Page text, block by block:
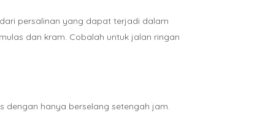
persalinan yang dapat terjadi dalam
dan kram. Cobalah untuk jalan ringan
dengan hanya berselang setengah jam.